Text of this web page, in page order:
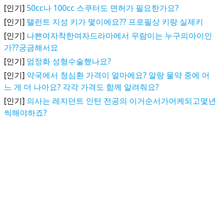
[인기] 50cc나 100cc 스쿠터도 면허가 필요한가요?
[인기] 탤런트 지성 키가 몇이에요?? 프로필상 키랑 실제키
[인기] 나쁜여자착한여자드라마에서 우람이는 누구의아이인
가??궁금해서요
[인기] 엄정화 성형수술했나요?
[인기] 약국에서 청심환 가격이 얼마에요? 알랑 물약 중에 어
느 게 더 나아요? 각각 가격도 함께 알려줘요?
[인기] 의사는 레지던트 인턴 전공의 이거순서가어케되고몇년
씩해야하죠?